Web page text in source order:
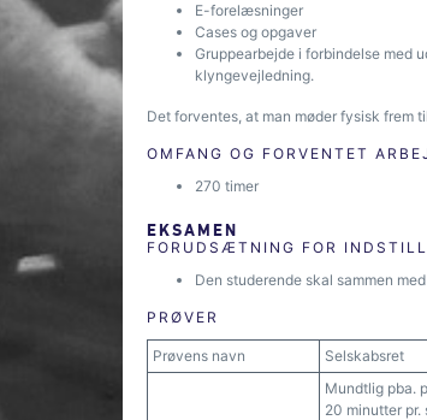
E-forelæsninger
Cases og opgaver
Gruppearbejde i forbindelse med
klyngevejledning.
Det forventes, at man møder fysisk frem
OMFANG OG FORVENTET
270 timer
EKSAMEN
FORUDSÆTNING FOR
Den studerende skal sammen
PRØVER
Prøvens navn Selskabsret
Mundtlig pba.
20 minutter pr.